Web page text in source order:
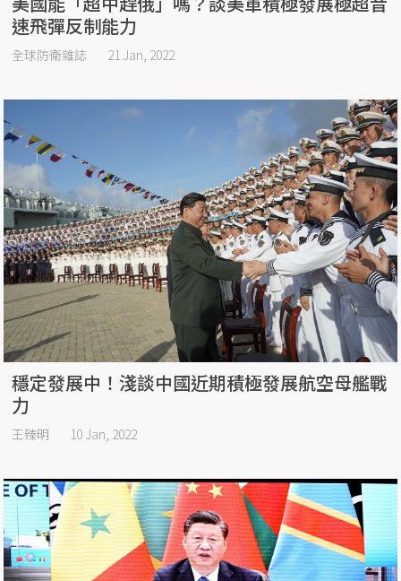
速飛彈反制能力
全球防衛雜誌 21 Jan, 2022
穩定發展中！淺談中國近期積極發展航空母艦戰
力
王臻明 10 Jan, 2022